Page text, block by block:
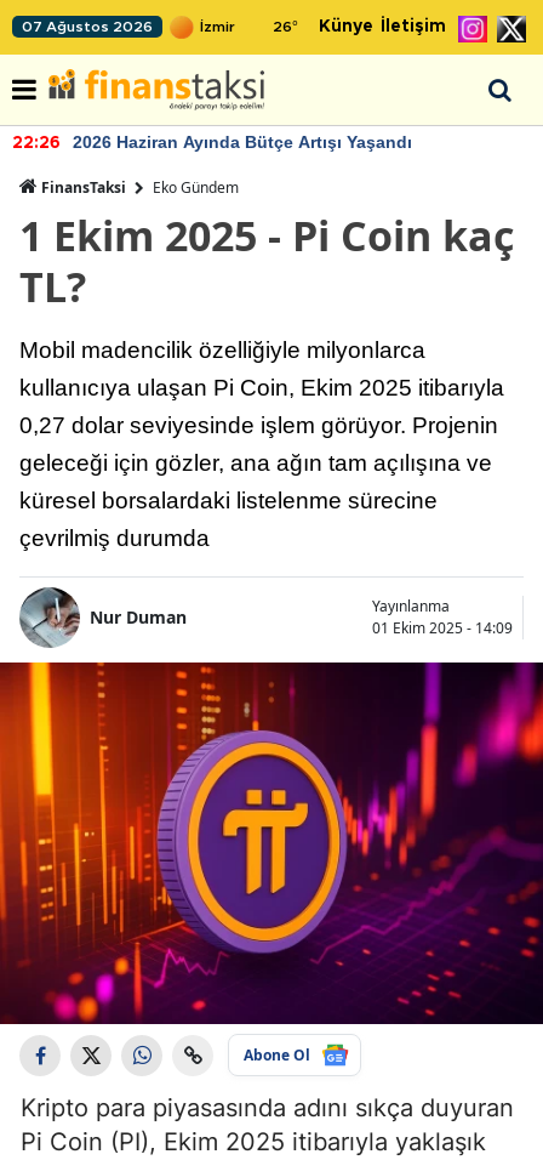
07 Ağustos 2026 26° Künye İletişim
22:26 2026 Haziran Ayında Bütçe Artışı Yaşandı
FinansTaksi Eko Gündem
1 Ekim 2025 - Pi Coin kaç
TL?
Mobil madencilik özelliğiyle milyonlarca
kullanıcıya ulaşan Pi Coin, Ekim 2025 itibarıyla
0,27 dolar seviyesinde işlem görüyor. Projenin
geleceği için gözler, ana ağın tam açılışına ve
küresel borsalardaki listelenme sürecine
çevrilmiş durumda
Nur Duman
Yayınlanma
01 Ekim 2025 - 14:09
Abone Ol
Kripto para piyasasında adını sıkça duyuran
Pi Coin (PI), Ekim 2025 itibarıyla yaklaşık